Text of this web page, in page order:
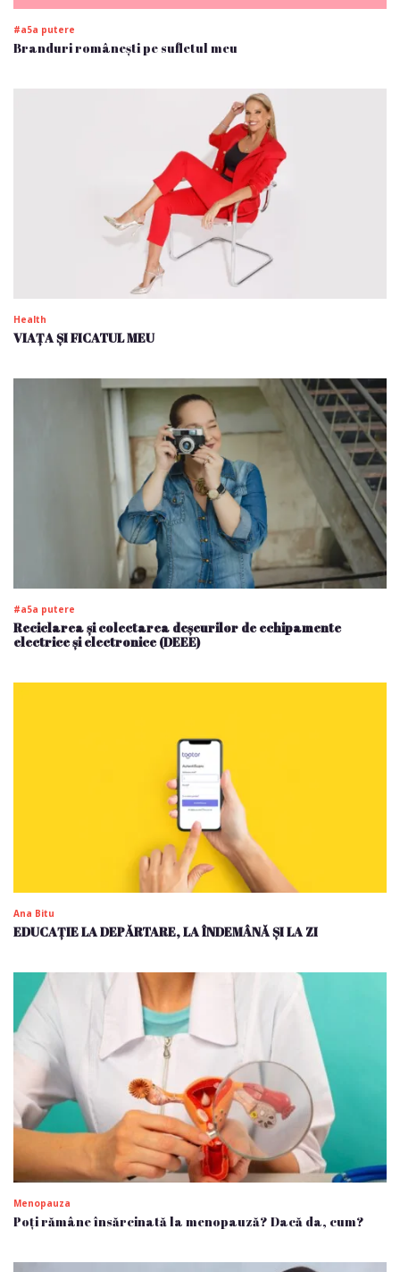
#a5a putere
Branduri românești pe sufletul meu
Health
VIAȚA ȘI FICATUL MEU
#a5a putere
Reciclarea și colectarea deșeurilor de echipamente
electrice și electronice (DEEE)
Ana Bitu
EDUCAȚIE LA DEPĂRTARE, LA ÎNDEMÂNĂ ȘI LA ZI
Menopauza
Poți rămâne însărcinată la menopauză? Dacă da, cum?